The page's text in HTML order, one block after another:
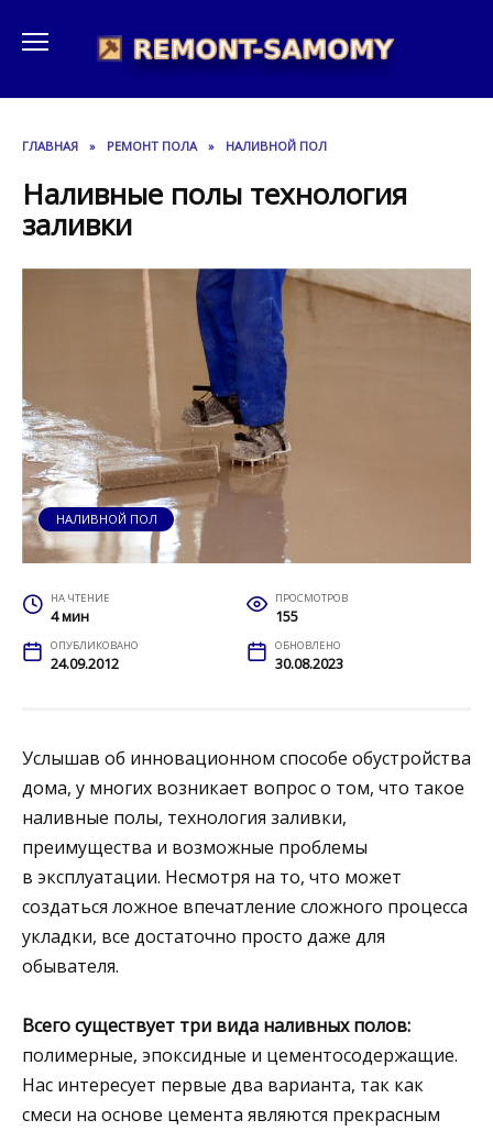
содержанию
ГЛАВНАЯ » РЕМОНТ ПОЛА » НАЛИВНОЙ ПОЛ
Наливные полы технология
заливки
НАЛИВНОЙ ПОЛ
НА ЧТЕНИЕ
4 мин
ПРОСМОТРОВ
155
ОПУБЛИКОВАНО
24.09.2012
ОБНОВЛЕНО
30.08.2023
Услышав об инновационном способе обустройства
дома, у многих возникает вопрос о том, что такое
наливные полы, технология заливки,
преимущества и возможные проблемы
в эксплуатации. Несмотря на то, что может
создаться ложное впечатление сложного процесса
укладки, все достаточно просто даже для
обывателя.
Всего существует три вида наливных полов:
полимерные, эпоксидные и цементосодержащие.
Нас интересует первые два варианта, так как
смеси на основе цемента являются прекрасным